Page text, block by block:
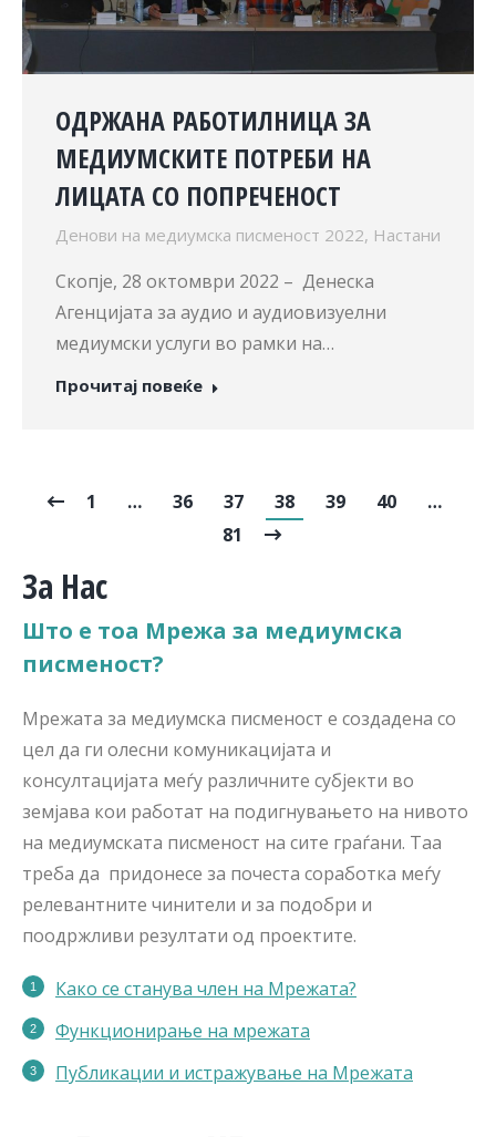
ОДРЖАНА РАБОТИЛНИЦА ЗА
МЕДИУМСКИТЕ ПОТРЕБИ НА
ЛИЦАТА СО ПОПРЕЧЕНОСТ
Денови на медиумска писменост 2022, Настани
Скопје, 28 октомври 2022 – Денеска
Агенцијата за аудио и аудиовизуелни
медиумски услуги во рамки на…
Прочитај повеќе
1 … 36 37 38 39 40
…
81
За Нас
Што е тоа Мрежа за медиумска
писменост?
Мрежата за медиумска писменост е создадена со
цел да ги олесни комуникацијата и
консултацијата меѓу различните субјекти во
земјава кои работат на подигнувањето на нивото
на медиумската писменост на сите граѓани. Таа
треба да придонесе за почеста соработка меѓу
релевантните чинители и за подобри и
поодржливи резултати од проектите.
Како се станува член на Мрежата?
Функционирање на мрежата
Публикации и истражување на Мрежата